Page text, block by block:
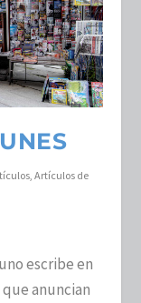
,Artículos de
escribe en
anuncian